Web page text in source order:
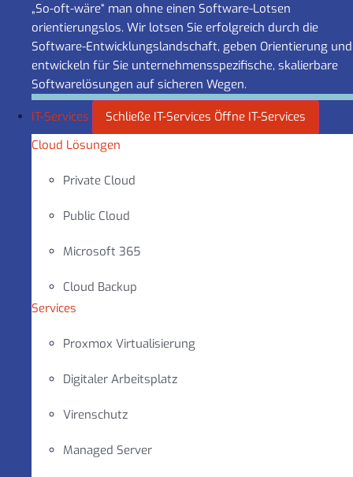
„So-oft-wäre“ man ohne einen Software-Lotsen
orientierungslos. Wir lotsen Sie erfolgreich durch die
Software-Entwicklungslandschaft, geben Orientierung und
entwickeln für Sie unternehmensspezifische, skalierbare
Softwarelösungen auf sicheren Wegen.
IT-Services Schließe IT-Services Öffne IT-Services
Cloud Lösungen
Private Cloud
Public Cloud
Microsoft 365
Cloud Backup
Services
Proxmox Virtualisierung
Digitaler Arbeitsplatz
Virenschutz
Managed Server